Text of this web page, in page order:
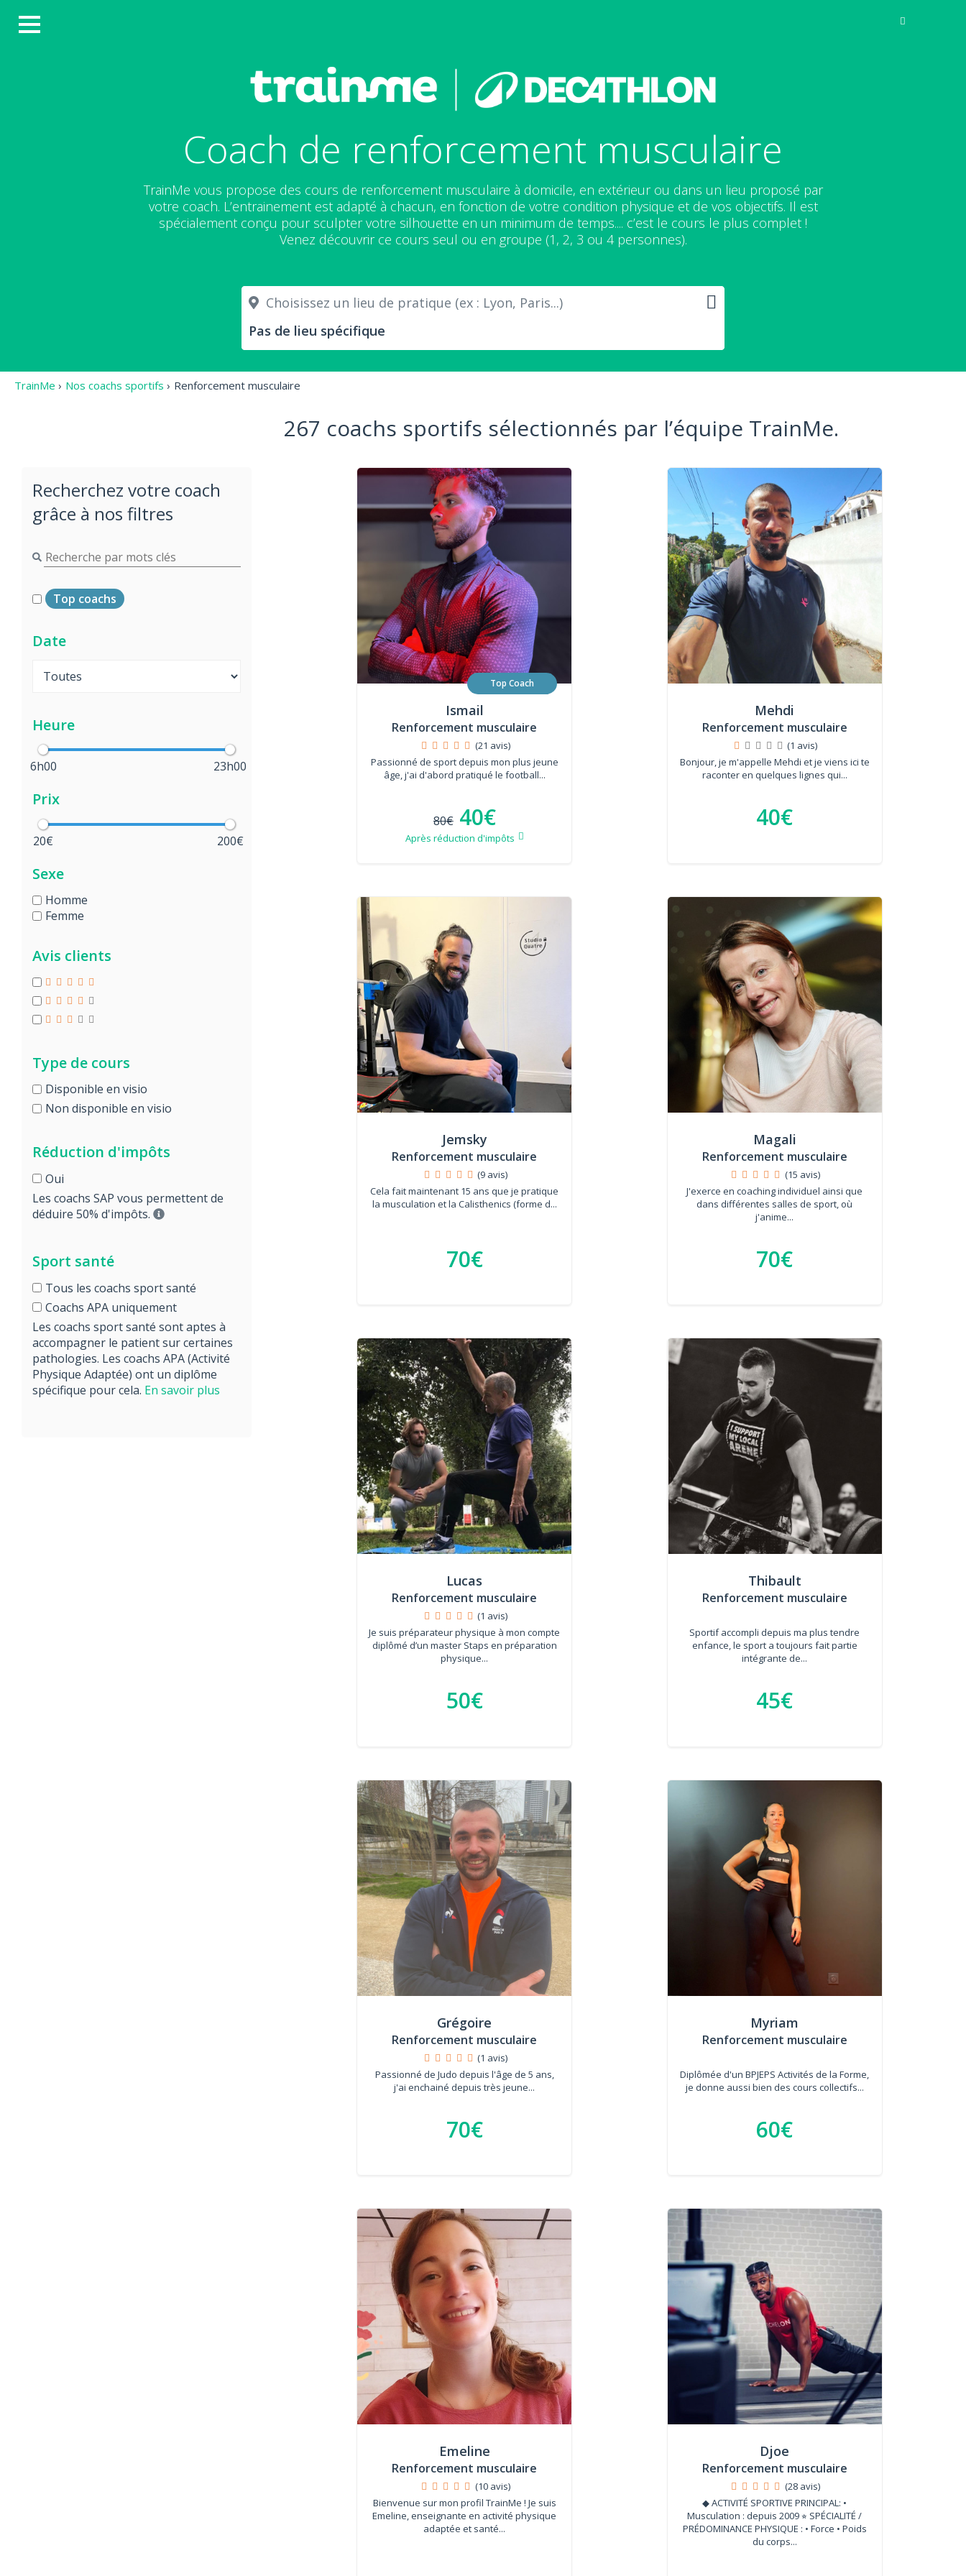
Coach de renforcement musculaire
TrainMe vous propose des cours de renforcement musculaire à domicile, en extérieur ou dans un lieu proposé par
votre coach. L’entrainement est adapté à chacun, en fonction de votre condition physique et de vos objectifs. Il est
spécialement conçu pour sculpter votre silhouette en un minimum de temps.... c’est le cours le plus complet !
Venez découvrir ce cours seul ou en groupe (1, 2, 3 ou 4 personnes).
Choisissez un lieu de pratique (ex : Lyon, Paris...)
TrainMe › Nos coachs sportifs › Renforcement musculaire
Recherchez votre coach
grâce à nos filtres
Top coachs
Date
Heure
6h00 23h00
Prix
20€ 200€
Sexe
Homme
Femme
Avis clients
Type de cours
Disponible en visio
Non disponible en visio
Réduction d'impôts
Oui
Les coachs SAP vous permettent de
déduire 50% d'impôts.
Sport santé
Tous les coachs sport santé
Coachs APA uniquement
Les coachs sport santé sont aptes à
accompagner le patient sur certaines
pathologies. Les coachs APA (Activité
Physique Adaptée) ont un diplôme
spécifique pour cela. En savoir plus
267 coachs sportifs sélectionnés par l’équipe TrainMe.
Top Coach
Ismail
Renforcement musculaire
(21 avis)
Passionné de sport depuis mon plus jeune
âge, j'ai d'abord pratiqué le football...
80€ 40€
Après réduction d'impôts
Mehdi
Renforcement musculaire
(1 avis)
Bonjour, je m'appelle Mehdi et je viens ici te
raconter en quelques lignes qui...
40€
Jemsky
Renforcement musculaire
(9 avis)
Cela fait maintenant 15 ans que je pratique
la musculation et la Calisthenics (forme d...
70€
Magali
Renforcement musculaire
(15 avis)
J'exerce en coaching individuel ainsi que
dans différentes salles de sport, où
j'anime...
70€
Lucas
Renforcement musculaire
(1 avis)
Je suis préparateur physique à mon compte
diplômé d’un master Staps en préparation
physique...
50€
Thibault
Renforcement musculaire
Sportif accompli depuis ma plus tendre
enfance, le sport a toujours fait partie
intégrante de...
45€
Grégoire
Renforcement musculaire
(1 avis)
Passionné de Judo depuis l'âge de 5 ans,
j'ai enchainé depuis très jeune...
70€
Myriam
Renforcement musculaire
Diplômée d'un BPJEPS Activités de la Forme,
je donne aussi bien des cours collectifs...
60€
Emeline
Renforcement musculaire
(10 avis)
Bienvenue sur mon profil TrainMe ! Je suis
Emeline, enseignante en activité physique
adaptée et santé...
Djoe
Renforcement musculaire
(28 avis)
◆ ACTIVITÉ SPORTIVE PRINCIPAL: •
Musculation : depuis 2009 ⭐︎ SPÉCIALITÉ /
PRÉDOMINANCE PHYSIQUE : • Force • Poids
du corps...